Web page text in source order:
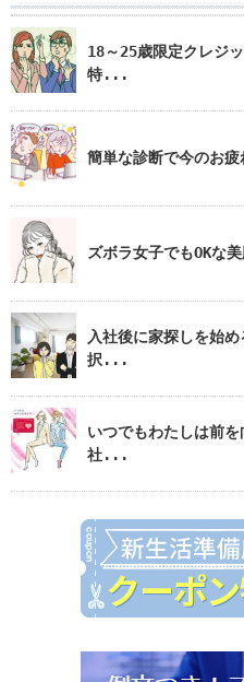
18～25歳限定クレジ
特...
簡単な診断で今のお疲
ズボラ女子でもOKな
入社後に家探しを始
択...
いつでもわたしは前
社...